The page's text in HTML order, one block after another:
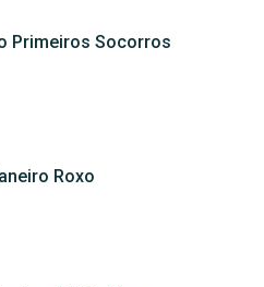
Primeiros Socorros
Roxo